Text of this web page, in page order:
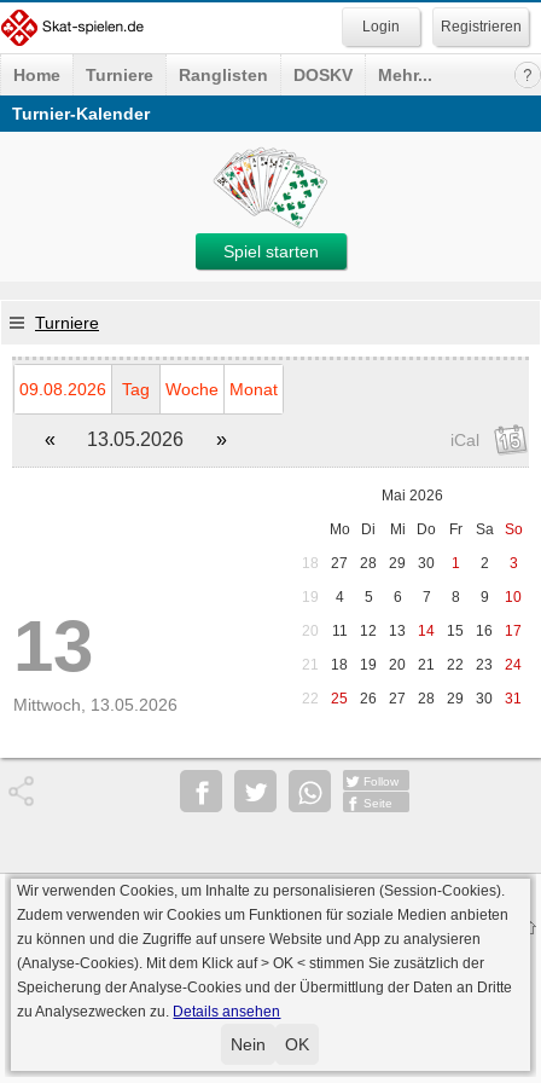
Registrieren
Home Turniere Ranglisten DOSKV
Mehr...
Turnier-Kalender
Spiel starten
Turniere
09.08.2026 Tag Woche Monat
« 13.05.2026 » iCal
13
Mittwoch, 13.05.2026
Mai 2026
Mo
Di Mi Do Fr Sa
So
18
27 28 29 30 1 2
3
19
4 5 6 7 8 9
10
20
11 12 13 14 15 16
17
21
18 19 20 21 22 23
24
22
25 26 27 28 29 30 31
Follow
Seite
· Serverversion: 2026 6.241 · registrierte Spieler: 501.083 ·
Online Skat Server: 142 (private Server:136)
Wir verwenden Cookies, um Inhalte zu personalisieren (Session-Cookies).
Zudem verwenden wir Cookies um Funktionen für soziale Medien anbieten
zu können und die Zugriffe auf unsere Website und App zu analysieren
(Analyse-Cookies). Mit dem Klick auf> OK < stimmen Sie zusätzlich der
Speicherung der Analyse-Cookies und der Übermittlung der Daten an Dritte
zu Analysezwecken zu. Details ansehen
Nein OK